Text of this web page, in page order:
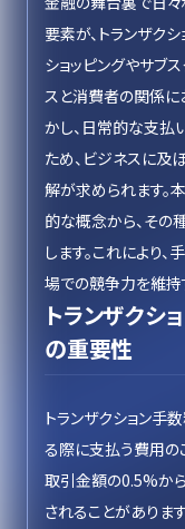
要素が、トランザク
ショッピングやサブ
スと消費者の関係に
かし、日常的な支払
ため、ビジネスに及
解が求められます。
的な概念から、そ
します。これにより
場での競争力を維持
トランザクシ
の重要性
トランザクション手
る際に支払う費用の
取引金額の0.5%か
されることがありま